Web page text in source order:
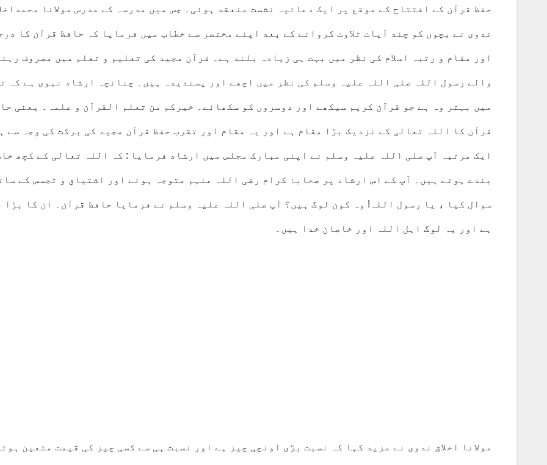
حفظ قرآن کے افتتاح کے موقع پر ایک دعائیہ نشست منعقد ہوئی۔ جس میں مدرسہ کے مدرس مولانا
ندوی نے بچوں کو چند آیات تلاوت کروانے کے بعد اپنے مختصر سے خطاب میں فرمایا کہ حافظ قرآن کا
اور مقام و رتبہ اسلام کی نظر میں بہت ہی زیادہ بلند ہے۔ قرآن مجید کی تعلیم و تعلم میں مصروف
والے رسول اللہ صلی اللہ علیہ وسلم کی نظر میں اچھے اور پسندیدہ ہیں۔ چنانچہ ارشاد نبوی ہے کہ
میں بہتر وہ ہے جو قرآن کریم سیکھے اور دوسروں کو سکھائے۔ خیرکم من تعلم القرآن و علمہ۔ یعنی
قرآن کا اللہ تعالی کے نزدیک بڑا مقام ہے اور یہ مقام اور تقرب حفظ قرآن مجید کی برکت کی وجہ سے
ایک مرتبہ آپ صلی اللہ علیہ وسلم نے اپنی مبارک مجلس میں ارشاد فرمایا : کہ اللہ تعالی کے کچھ
بندے ہوتے ہیں۔ آپ کے اس ارشاد پر صحابۂ کرام رضی اللہ عنہم متوجہ ہوئے اور اشتیاق و تجسس کے
سوال کیا ، یا رسول اللہ! وہ کون لوگ ہیں؟ آپ صلی اللہ علیہ وسلم نے فرمایا حافظ قرآن۔ ان کا بڑا
ہے اور یہ لوگ اہل اللہ اور خاصان خدا ہیں۔
مولانا اخلاق ندوی نے مزید کہا کہ نسبت بڑی اونچی چیز ہے اور نسبت ہی سے کسی چیز کی قیمت متعین